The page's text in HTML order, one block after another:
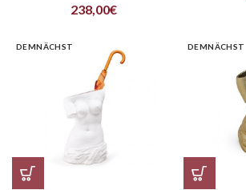
238,00€
DEMNÄCHST DEMNÄCHST